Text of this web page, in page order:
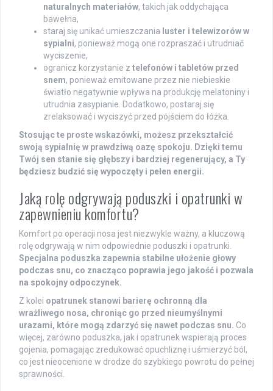
naturalnych materiałów, takich jak oddychająca
bawełna,
staraj się unikać umieszczania luster i telewizorów w
sypialni, ponieważ mogą one rozpraszać i utrudniać
wyciszenie,
ogranicz korzystanie z telefonów i tabletów przed
snem, ponieważ emitowane przez nie niebieskie
światło negatywnie wpływa na produkcję melatoniny i
utrudnia zasypianie. Dodatkowo, postaraj się
zrelaksować i wyciszyć przed pójściem do łóżka.
Stosując te proste wskazówki, możesz przekształcić
swoją sypialnię w prawdziwą oazę spokoju. Dzięki temu
Twój sen stanie się głębszy i bardziej regenerujący, a Ty
będziesz budzić się wypoczęty i pełen energii.
Jaką rolę odgrywają poduszki i opatrunki w
zapewnieniu komfortu?
Komfort po operacji nosa jest niezwykle ważny, a kluczową
rolę odgrywają w nim odpowiednie poduszki i opatrunki.
Specjalna poduszka zapewnia stabilne ułożenie głowy
podczas snu, co znacząco poprawia jego jakość i pozwala
na spokojny odpoczynek.
Z kolei opatrunek stanowi barierę ochronną dla
wrażliwego nosa, chroniąc go przed nieumyślnymi
urazami, które mogą zdarzyć się nawet podczas snu. Co
więcej, zarówno poduszka, jak i opatrunek wspierają proces
gojenia, pomagając zredukować opuchliznę i uśmierzyć ból,
co jest nieocenione w drodze do szybkiego powrotu do pełnej
sprawności.